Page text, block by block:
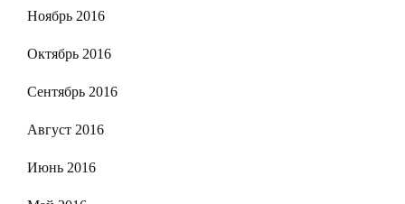
Ноябрь 2016
Октябрь 2016
Сентябрь 2016
Август 2016
Июнь 2016